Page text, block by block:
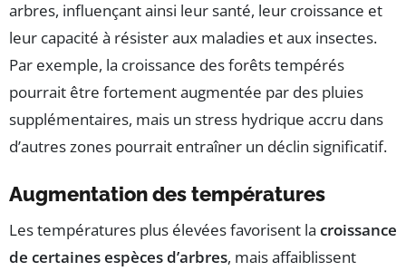
arbres, influençant ainsi leur santé, leur croissance et
leur capacité à résister aux maladies et aux insectes.
Par exemple, la croissance des forêts tempérés
pourrait être fortement augmentée par des pluies
supplémentaires, mais un stress hydrique accru dans
d’autres zones pourrait entraîner un déclin significatif.
Augmentation des températures
Les températures plus élevées favorisent la croissance
de certaines espèces d’arbres, mais affaiblissent